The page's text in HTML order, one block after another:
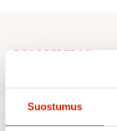
Suostumus
DESCRIPTION